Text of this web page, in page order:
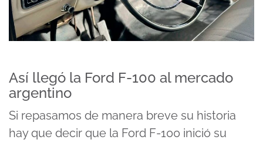
Así llegó la Ford F-100 al mercado
argentino
Si repasamos de manera breve su historia
hay que decir que la Ford F-100 inició su